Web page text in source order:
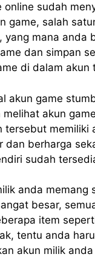
online sudah
game, salah
yang mana anda
dan simpan
di dalam akun
akun game
melihat akun
tersebut memiliki
dan berharga
sudah
anda memang
besar,
item
tentu anda
akun milik